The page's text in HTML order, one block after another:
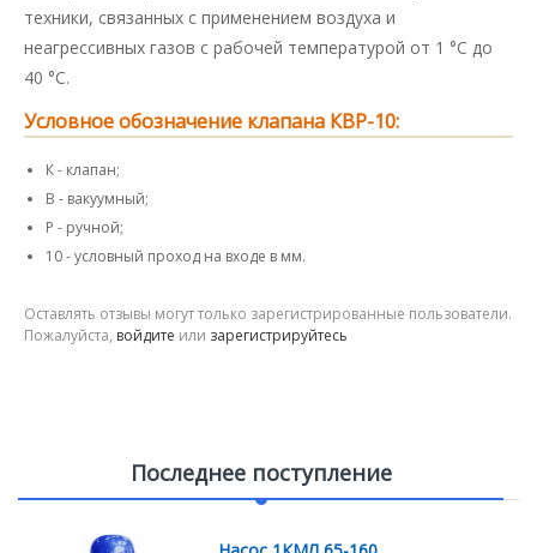
техники, связанных с применением воздуха и
неагрессивных газов с рабочей температурой от 1 °С до
40 °С.
Условное обозначение клапана КВР-10:
К - клапан;
В - вакуумный;
Р - ручной;
10 - условный проход на входе в мм.
Оставлять отзывы могут только зарегистрированные пользователи.
Пожалуйста, войдите или зарегистрируйтесь
Последнее поступление